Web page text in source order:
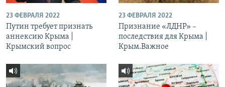
23 ФЕВРАЛЯ 2022
Путин требует признать
аннексию Крыма |
Крымский вопрос
23 ФЕВРАЛЯ 2022
Признание «ЛДНР» –
последствия для Крыма |
Крым.Важное